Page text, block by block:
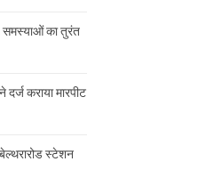
समस्याओं का तुरंत
कराया मारपीट
स्टेशन